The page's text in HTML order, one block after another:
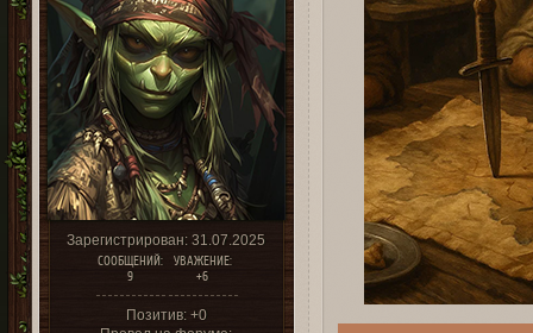
Зарегистрирован: 31.07.2025
СООБЩЕНИЙ:
9
УВАЖЕНИЕ:
+6
Позитив: +0